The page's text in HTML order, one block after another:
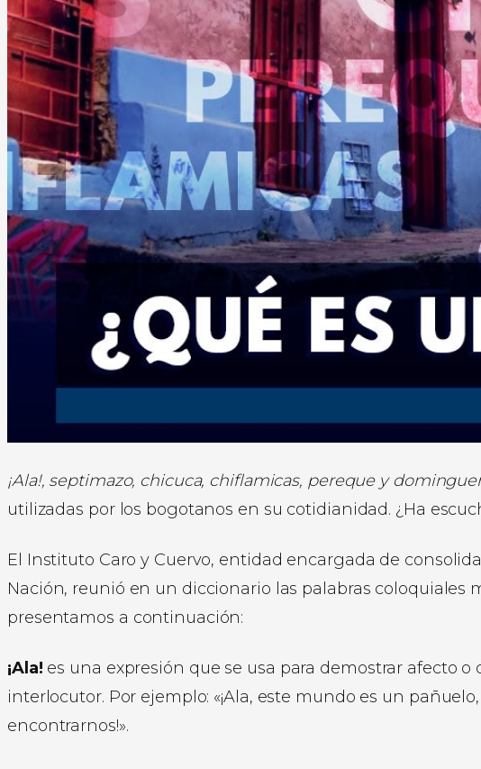
¡Ala!, septimazo, chicuca, chiflamicas, pereque y
utilizadas por los bogotanos en su cotidianidad. ¿Ha
El Instituto Caro y Cuervo, entidad encargada de
Nación, reunió en un diccionario las palabras coloquiales
presentamos a continuación:
¡Ala! es una expresión que se usa para demostrar afecto
interlocutor. Por ejemplo: «¡Ala, este mundo es un
encontrarnos!».